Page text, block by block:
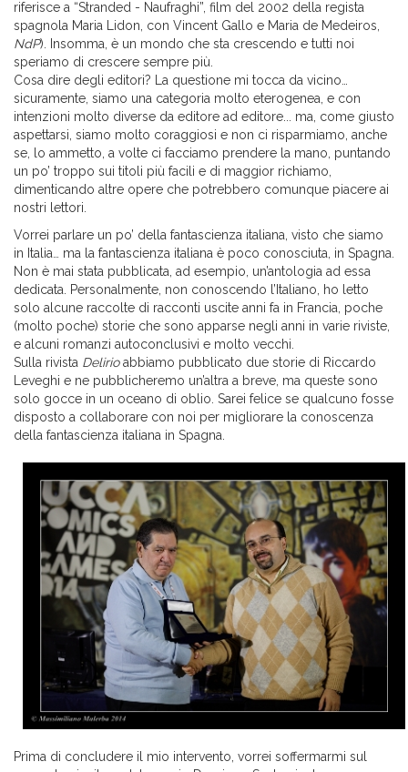
riferisce a “Stranded - Naufraghi”, film del 2002 della regista
spagnola Maria Lidon, con Vincent Gallo e Maria de Medeiros,
NdP). Insomma, è un mondo che sta crescendo e tutti noi
speriamo di crescere sempre più.
Cosa dire degli editori? La questione mi tocca da vicino…
sicuramente, siamo una categoria molto eterogenea, e con
intenzioni molto diverse da editore ad editore... ma, come giusto
aspettarsi, siamo molto coraggiosi e non ci risparmiamo, anche
se, lo ammetto, a volte ci facciamo prendere la mano, puntando
un po’ troppo sui titoli più facili e di maggior richiamo,
dimenticando altre opere che potrebbero comunque piacere ai
nostri lettori.
Vorrei parlare un po’ della fantascienza italiana, visto che siamo
in Italia… ma la fantascienza italiana è poco conosciuta, in Spagna.
Non è mai stata pubblicata, ad esempio, un’antologia ad essa
dedicata. Personalmente, non conoscendo l’Italiano, ho letto
solo alcune raccolte di racconti uscite anni fa in Francia, poche
(molto poche) storie che sono apparse negli anni in varie riviste,
e alcuni romanzi autoconclusivi e molto vecchi.
Sulla rivista Delirioabbiamo pubblicato due storie di Riccardo
Leveghi e ne pubblicheremo un’altra a breve, ma queste sono
solo gocce in un oceano di oblio. Sarei felice se qualcuno fosse
disposto a collaborare con noi per migliorare la conoscenza
della fantascienza italiana in Spagna.
Prima di concludere il mio intervento, vorrei soffermarmi sul